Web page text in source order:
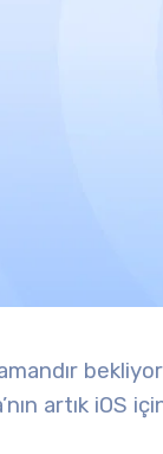
artık iOS